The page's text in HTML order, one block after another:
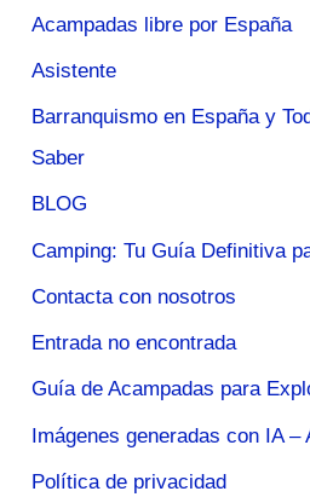
Acampadas libre por España
Asistente
Barranquismo en España y
Saber
BLOG
Camping: Tu Guía Definitiva
Contacta con nosotros
Entrada no encontrada
Guía de Acampadas para
Imágenes generadas con IA –
Política de privacidad